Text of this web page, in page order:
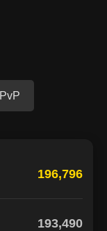
196,796
193,490